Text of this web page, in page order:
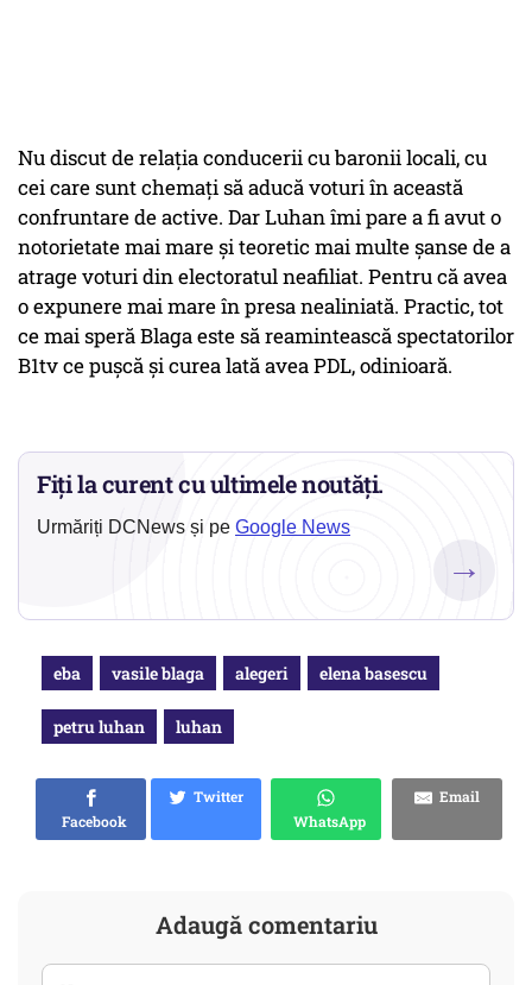
Nu discut de relația conducerii cu baronii locali, cu
cei care sunt chemați să aducă voturi în această
confruntare de active. Dar Luhan îmi pare a fi avut o
notorietate mai mare și teoretic mai multe șanse de a
atrage voturi din electoratul neafiliat. Pentru că avea
o expunere mai mare în presa nealiniată. Practic, tot
ce mai speră Blaga este să reamintească spectatorilor
B1tv ce pușcă și curea lată avea PDL, odinioară.
Fiți la curent cu ultimele noutăți.
Urmăriți DCNews și pe Google News
→
eba vasile blaga alegeri elena basescu
petru luhan luhan
Facebook
Twitter
WhatsApp
Email
Adaugă comentariu